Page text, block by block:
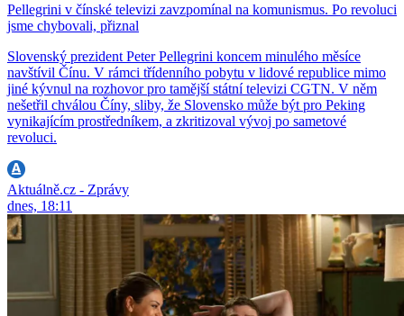
Pellegrini v čínské televizi zavzpomínal na komunismus. Po revoluci
jsme chybovali, přiznal
Slovenský prezident Peter Pellegrini koncem minulého měsíce
navštívil Čínu. V rámci třídenního pobytu v lidové republice mimo
jiné kývnul na rozhovor pro tamější státní televizi CGTN. V něm
nešetřil chválou Číny, sliby, že Slovensko může být pro Peking
vynikajícím prostředníkem, a zkritizoval vývoj po sametové
revoluci.
Aktuálně.cz - Zprávy
dnes, 18:11